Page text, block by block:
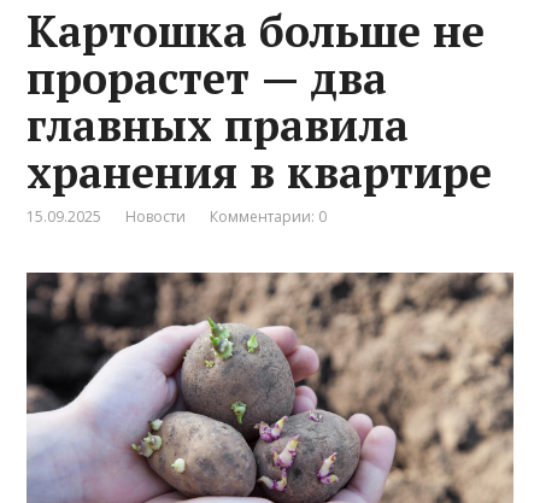
Картошка больше не
прорастет — два
главных правила
хранения в квартире
15.09.2025 Новости Комментарии: 0